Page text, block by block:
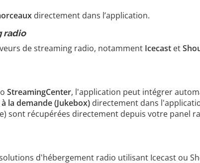
directement dans l’application.
radio
de streaming radio, notamment Icecast et
StreamingCenter, l'application peut intégrer
la demande (Jukebox) directement dans
sont récupérées directement depuis votre panel
d'hébergement radio utilisant Icecast ou